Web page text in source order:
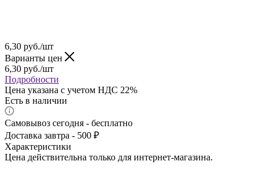
6,30 руб./шт
Варианты цен
6,30 руб./шт
Подробности
Цена указана с учетом НДС 22%
Есть в наличии
Самовывоз сегодня - бесплатно
Доставка завтра - 500 ₽
Характеристики
Цена действительна только для интернет-магазина.